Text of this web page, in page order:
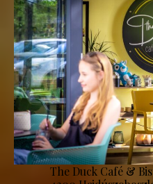
The Duck Café &